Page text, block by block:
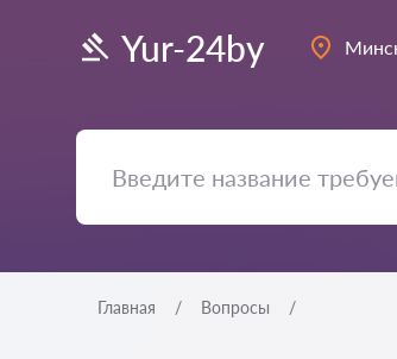
Yur-24by
Главная Вопросы